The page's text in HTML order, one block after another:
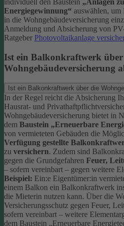
Energiegewinnung“ auswählen, um
in die Wohngebäudeversicherung
Anmeldung und Absicherung von
Ratgeber Photovoltaikanlage
Ist ein Balkonkraftwerk
Wohngebäudeversicherung
Ist ein Balkonkraftwerk über die
In der Regel reicht die Absicherung
Hausrat- und
Wohngebäudeversicherung bietet in
dem Baustein „Erneuerbare
von vermieteten Gebäuden die
Verfügung gestellte
zu versichern. Zudem sind
gegen die Grundgefahren Feuer,
– sofern vereinbart – gegen weitere
Beispiel: Ein:e Eigentümer:in
einem Balkon ein Balkonkraftwerk
die Mieterin nutzen kann. Über die
Versicherungsschutz gegen Feuer,
sofern vereinbart – weitere
dem Baustein „Erneuerbare